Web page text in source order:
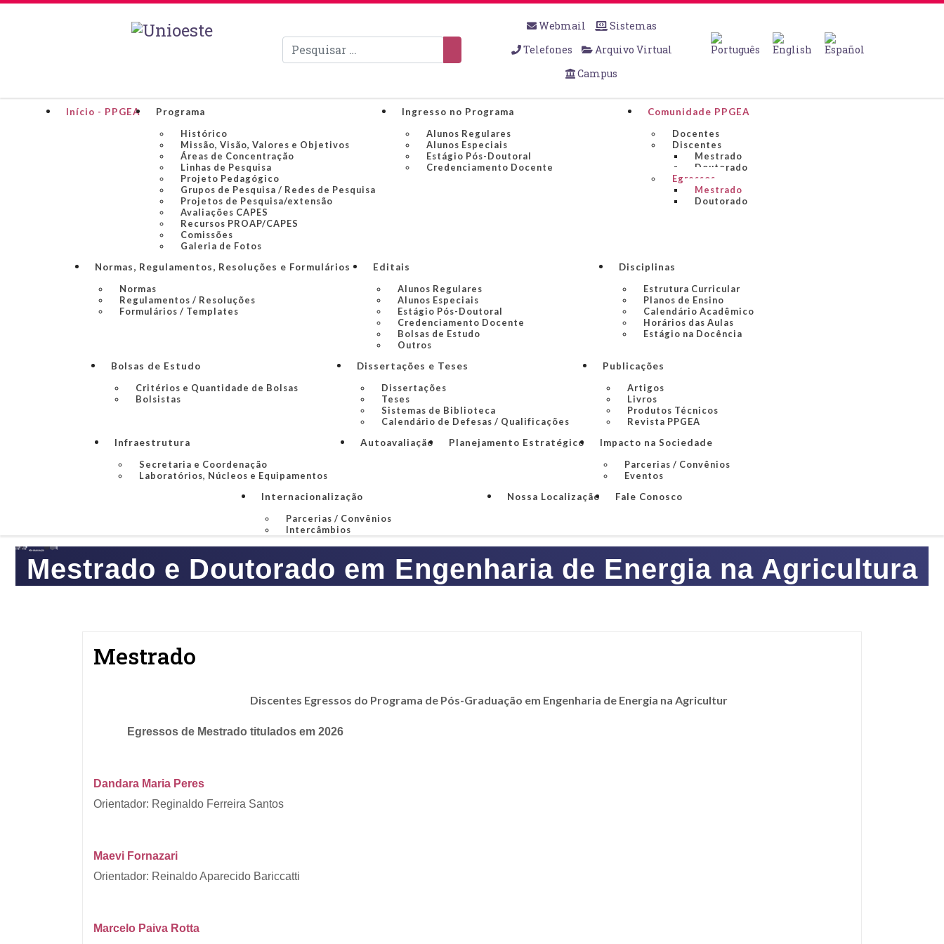
Pesquisar
Webmail
Sistemas
Telefones
Arquivo Virtual
Campus
Início - PPGEA
Programa
Histórico
Missão, Visão, Valores e Objetivos
Áreas de Concentração
Linhas de Pesquisa
Projeto Pedagógico
Grupos de Pesquisa / Redes de Pesquisa
Projetos de Pesquisa/extensão
Avaliações CAPES
Recursos PROAP/CAPES
Comissões
Galeria de Fotos
Ingresso no Programa
Alunos Regulares
Alunos Especiais
Estágio Pós-Doutoral
Credenciamento Docente
Comunidade PPGEA
Docentes
Discentes
Mestrado
Doutorado
Egressos
Mestrado
Doutorado
Normas, Regulamentos, Resoluções e Formulários
Normas
Regulamentos / Resoluções
Formulários / Templates
Editais
Alunos Regulares
Alunos Especiais
Estágio Pós-Doutoral
Credenciamento Docente
Bolsas de Estudo
Outros
Disciplinas
Estrutura Curricular
Planos de Ensino
Calendário Acadêmico
Horários das Aulas
Estágio na Docência
Bolsas de Estudo
Critérios e Quantidade de Bolsas
Bolsistas
Dissertações e Teses
Dissertações
Teses
Sistemas de Biblioteca
Calendário de Defesas / Qualificações
Publicações
Artigos
Livros
Produtos Técnicos
Revista PPGEA
Infraestrutura
Secretaria e Coordenação
Laboratórios, Núcleos e Equipamentos
Autoavaliação Planejamento Estratégico
Impacto na Sociedade
Parcerias / Convênios
Eventos
Internacionalização
Parcerias / Convênios
Intercâmbios
Nossa Localização Fale Conosco
Mestrado e Doutorado em Engenharia de Energia na Agricultura
Mestrado
Discentes Egressos do Programa de Pós-Graduação em Engenharia de Energia na Agricultur
Egressos de Mestrado titulados em 2026
Dandara Maria Peres
Orientador: Reginaldo Ferreira Santos
Maevi Fornazari
Orientador: Reinaldo Aparecido Bariccatti
Marcelo Paiva Rotta